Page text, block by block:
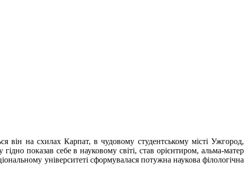
він на схилах Карпат, в чудовому студентському місті Ужгород,
показав себе в науковому світі, став орієнтиром, альма-матер
університеті сформувалася потужна наукова філологічна